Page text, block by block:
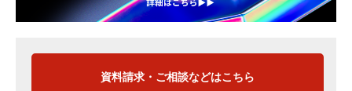
資料請求・ご相談などはこちら